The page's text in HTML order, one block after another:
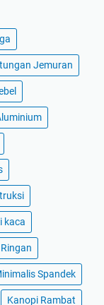
Jemuran
kaca
Spandek
Kanopi Rambat